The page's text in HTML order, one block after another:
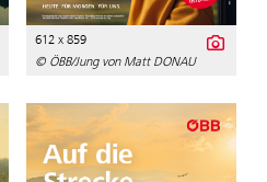
612 x 859
© ÖBB/Jung von Matt DONAU